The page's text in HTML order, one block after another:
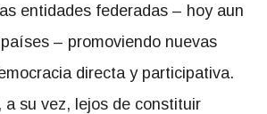
entidades federadas – hoy aun
– promoviendo nuevas
directa y participativa.
a su vez, lejos de constituir